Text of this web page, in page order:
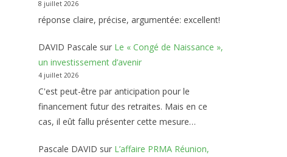
8 juillet 2026
réponse claire, précise, argumentée: excellent!
DAVID Pascale sur Le « Congé de Naissance »,
un investissement d’avenir
4 juillet 2026
C'est peut-être par anticipation pour le
financement futur des retraites. Mais en ce
cas, il eût fallu présenter cette mesure…
Pascale DAVID sur L’affaire PRMA Réunion,